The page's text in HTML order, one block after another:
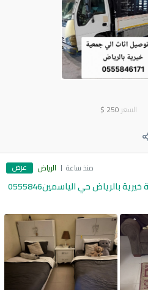
السعر 250
$
منذ ساعة الرياض عرض
دينا تخاذ اثاث الى جمعية خيرية بالرياض حي الياسمين0555846